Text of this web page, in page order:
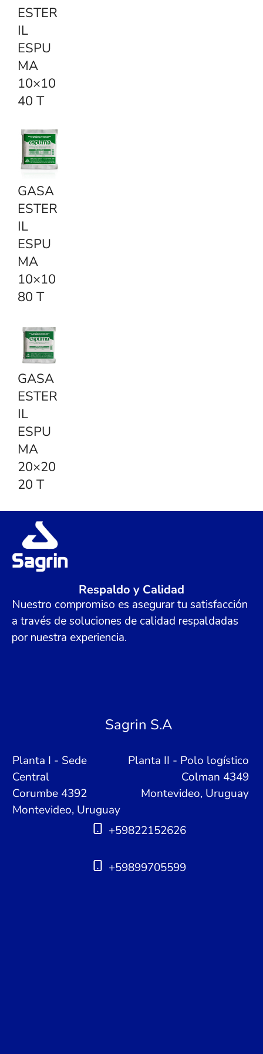
ESTER
IL
ESPU
MA
10×10
40 T
GASA
ESTER
IL
ESPU
MA
10×10
80 T
GASA
ESTER
IL
ESPU
MA
20×20
20 T
Respaldo y Calidad
Nuestro compromiso es asegurar tu satisfacción
a través de soluciones de calidad respaldadas
por nuestra experiencia.
Sagrin S.A
Planta I - Sede
Central
Corumbe 4392
Montevideo, Uruguay
Planta II - Polo logístico
Colman 4349
Montevideo, Uruguay
+59822152626
+59899705599